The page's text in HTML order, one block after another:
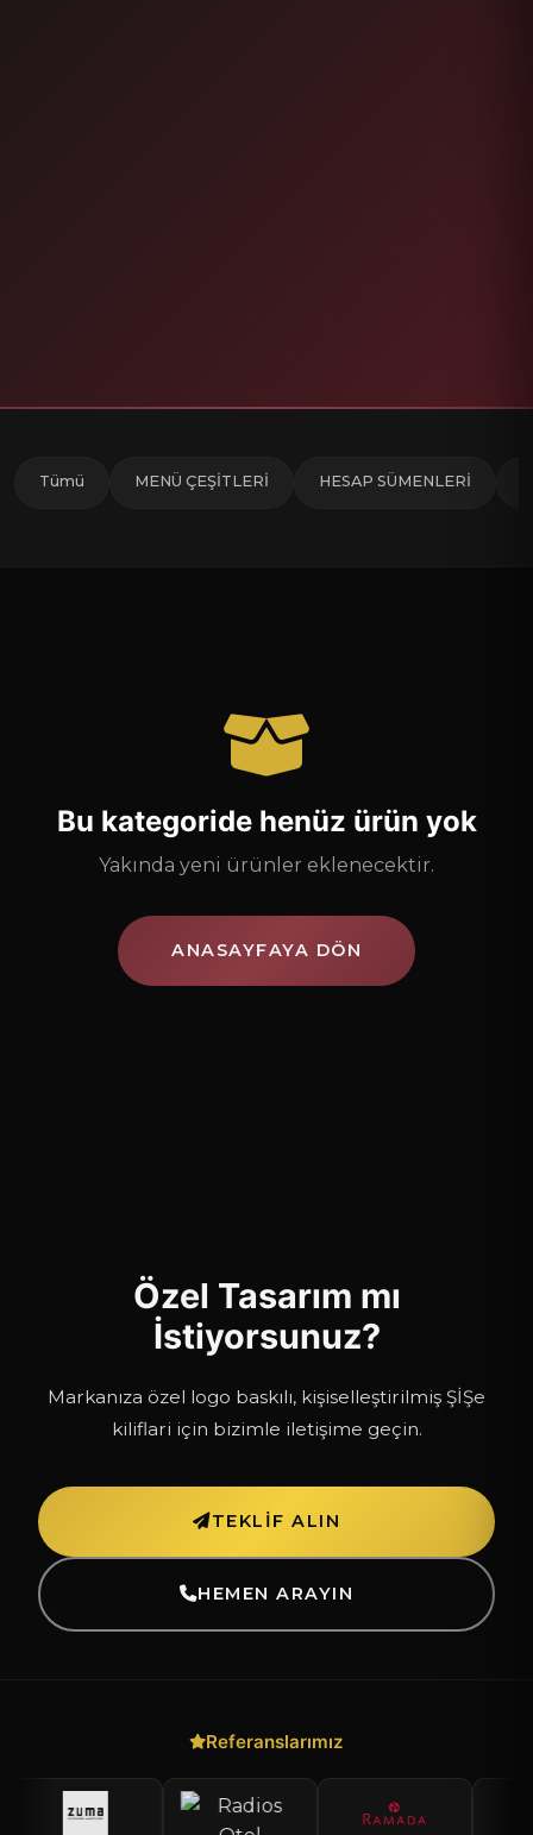
Tümü MENÜ ÇEŞİTLERİ HESAP SÜMENLERİ
Bu kategoride henüz ürün yok
Yakında yeni ürünler eklenecektir.
ANASAYFAYA DÖN
Özel Tasarım mı
İstiyorsunuz?
Markanıza özel logo baskılı, kişiselleştirilmiş ŞİŞe
kiliflari için bizimle iletişime geçin.
TEKLIF ALIN
HEMEN ARAYIN
Referanslarımız